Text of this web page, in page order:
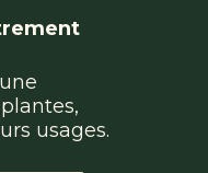
usages.